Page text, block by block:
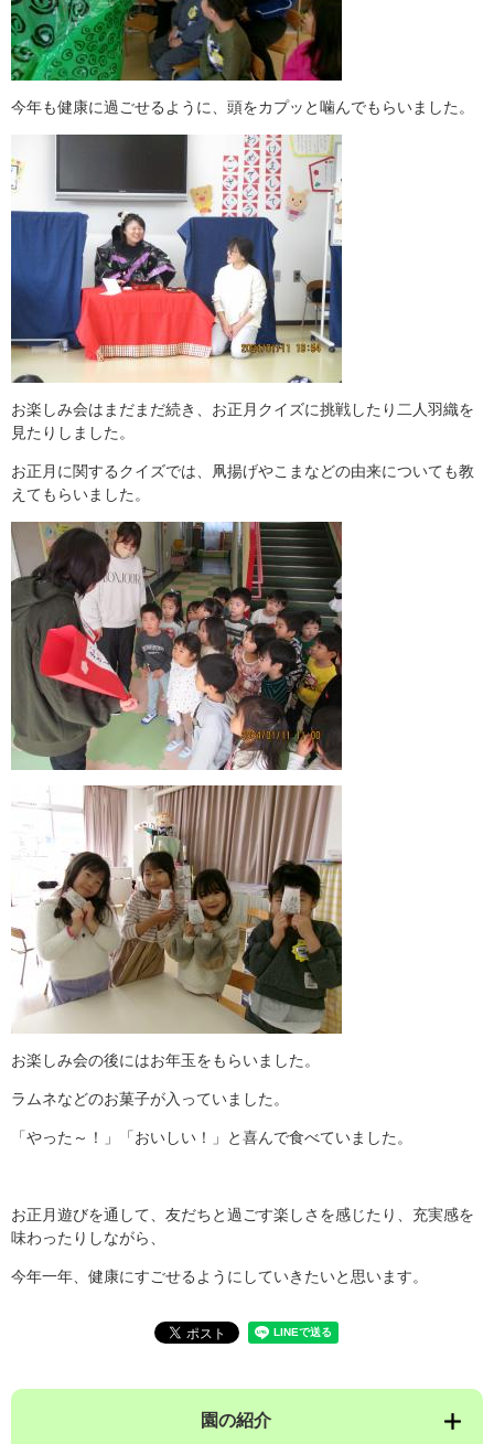
今年も健康に過ごせるように、頭をカプッと噛んでもらいました。
お楽しみ会はまだまだ続き、お正月クイズに挑戦したり二人羽織を
見たりしました。
お正月に関するクイズでは、凧揚げやこまなどの由来についても教
えてもらいました。
お楽しみ会の後にはお年玉をもらいました。
ラムネなどのお菓子が入っていました。
「やった～！」「おいしい！」と喜んで食べていました。
お正月遊びを通して、友だちと過ごす楽しさを感じたり、充実感を
味わったりしながら、
今年一年、健康にすごせるようにしていきたいと思います。
園の紹介